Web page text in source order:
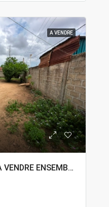
A VENDRE
TERRAIN DE 1014 M2 À VENDRE ENSEMBLE À ABOMEY-CALAVI MARIA GLETA